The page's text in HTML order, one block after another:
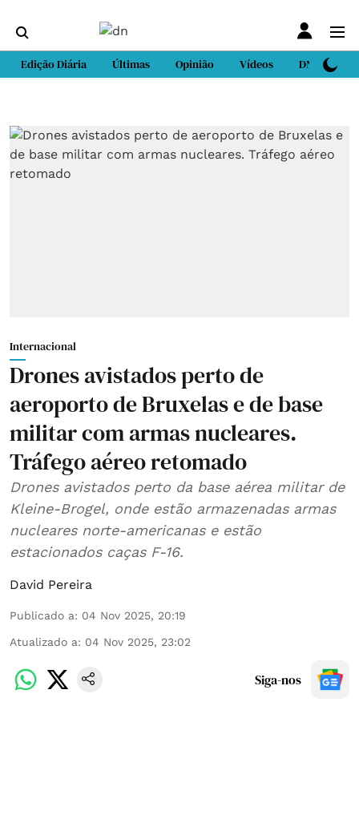
Edição Diária Últimas Opinião Vídeos DN Sport
Internacional
Drones avistados perto de
aeroporto de Bruxelas e de base
militar com armas nucleares.
Tráfego aéreo retomado
Drones avistados perto da base aérea militar de
Kleine-Brogel, onde estão armazenadas armas
nucleares norte-americanas e estão
estacionados caças F-16.
David Pereira
Publicado a: 04 Nov 2025, 20:19
Atualizado a: 04 Nov 2025, 23:02
Siga-nos